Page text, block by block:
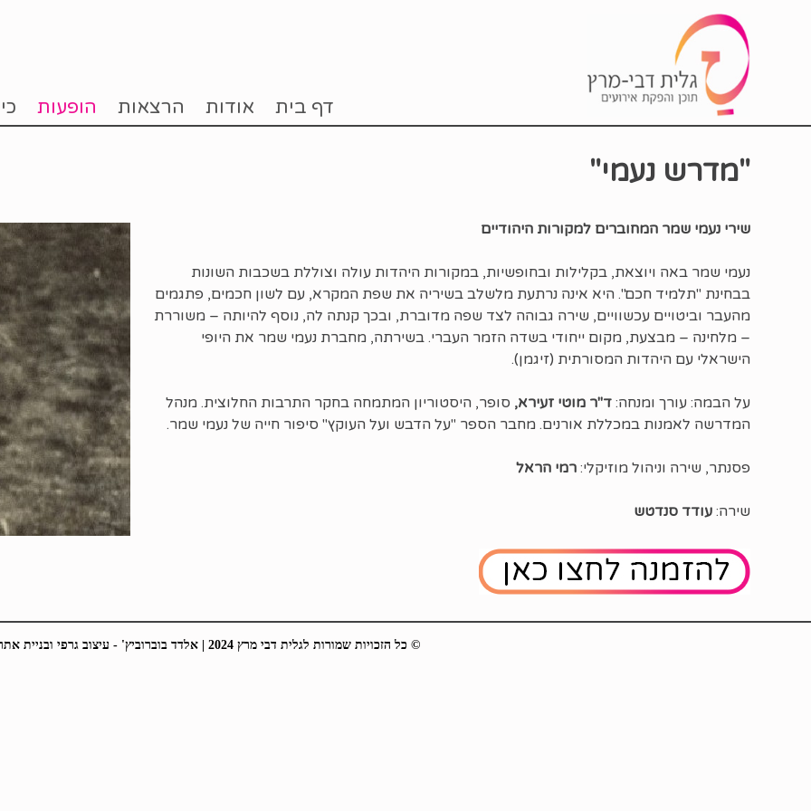
דף בית אודות הרצאות הופעות
"מדרש נעמי"
שירי נעמי שמר המחוברים למקורות היהודיים
נעמי שמר באה ויוצאת, בקלילות ובחופשיות, במקורות היהדות עולה וצוללת בשכבות השונות
בבחינת "תלמיד חכם". היא אינה נרתעת מלשלב בשיריה את שפת המקרא, עם לשון חכמים, פתגמים
מהעבר וביטויים עכשוויים, שירה גבוהה לצד שפה מדוברת, ובכך קנתה לה, נוסף להיותה – משוררת
– מלחינה – מבצעת, מקום ייחודי בשדה הזמר העברי. בשירתה, מחברת נעמי שמר את היופי
הישראלי עם היהדות המסורתית (זיגמן).
על הבמה: עורך ומנחה: ד"ר מוטי זעירא, סופר, היסטוריון המתמחה בחקר התרבות החלוצית. מנהל
המדרשה לאמנות במכללת אורנים. מחבר הספר "על הדבש ועל העוקץ" סיפור חייה של נעמי שמר.
פסנתר, שירה וניהול מוזיקלי: רמי הראל
שירה:עודד סנדטש
© כל הזכויות שמורות לגלית דבי מרץ 2024 | אלדד בוברוביץ' - עיצוב גרפי ובניית